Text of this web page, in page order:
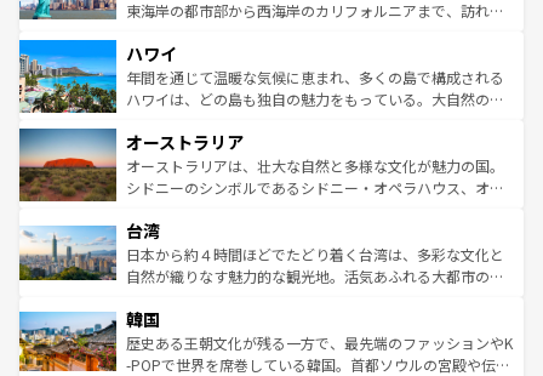
ことができる。国民の所得が高いため物価も高いが、旅行
ば市内交通費無料で観光を楽しむこともできる。 なお、新
着のスイス情報はコンテンツ一覧 を参照してほしい。
東海岸の都市部から西海岸のカリフォルニアまで、訪れる
のような巨大都市は、観光、ショッピング、エンターテイ
ンメントが詰まった刺激的なスポットだ。一方、アメリカ
西部には大自然が広がり、グランドキャニオンやイエロー
部のニューオーリンズでは、音楽と美食が融合した独特の
文化が魅力。旅行者はアメリカの各地域で異なる魅力を楽
しみながら、その多様性と豊かな歴史を感じることができ
ならではの贅沢な旅のスタイルだ。 なお、新着のアメリカ
情報はコンテンツ一覧を参照してほしい。
ハワイ
年間を通じて温暖な気候に恵まれ、多くの島で構成される
ハワイは、どの島も独自の魅力をもっている。大自然の神
ワイ島は見逃せない。また、定番の観光地といえばオアフ
島だが、静かな自然を求めるならマウイ島やカウアイ島が
おすすめ。エメラルドグリーンに輝く海をはじめ、豊かな
れるおもてなしの心で訪れる人々を迎えてくれるハワイの
人々、おいしいローカルフードやハワイアンミュージッ
ク、伝統的なフラダンスなど、すべてがハワイの魅力を彩
ワイを、存分に味わってほしい。 なお、新着のハワイ情報
はコンテンツ一覧を参照してほしい。
オーストラリア
オーストラリアは、壮大な自然と多様な文化が魅力の国。
シドニーのシンボルであるシドニー・オペラハウス、オー
リアリーフや大陸中央部にそびえるウルル（エアーズロッ
ク）、タスマニアの美しい原生林やケアンズの熱帯雨林な
ど、見どころがたくさん。また、カフェやワイン、オージ
いる。アクティビティも充実しており、サーフィンやダイ
ビング、ハイキングなど、アウトドア好きにはたまらな
い。オーストラリアの多彩な魅力を存分に味わいつくそ
台湾
日本から約４時間ほどでたどり着く台湾は、多彩な文化と
自然が織りなす魅力的な観光地。活気あふれる大都市の台
ン）、静ひつな山岳地帯である台湾東部など、都市の喧騒
と山間の静けさが共存しており、訪れる人に新しい発見と
驚きをもたらしてくれる。また、奥深い台湾の食文化も魅
韓国
歴史ある王朝文化が残る一方で、最先端のファッションやK
-POPで世界を席巻している韓国。首都ソウルの宮殿や伝統